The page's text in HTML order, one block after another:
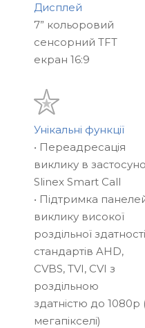
Перше враження
Якщо ви шукаєте
екраном,
контролювати
SK-07N Cloud – це
сучасний дизайн,
функцію –
Slinex Smart Call.
бачити
дому, а й
кордоном.
Дисплей
7” кольоровий
сенсорний TFT
екран 16:9
Унікальні функції
• Переадресація
виклику в
Slinex Smart Call
• Підтримка
виклику високої
роздільної здатності
стандартів AHD,
CVBS, TVI, CVI з
роздільною
здатністю до 1080p
мегапікселі)